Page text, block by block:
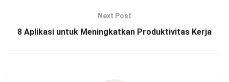
Next Post
8 Aplikasi untuk Meningkatkan Produktivitas Kerja